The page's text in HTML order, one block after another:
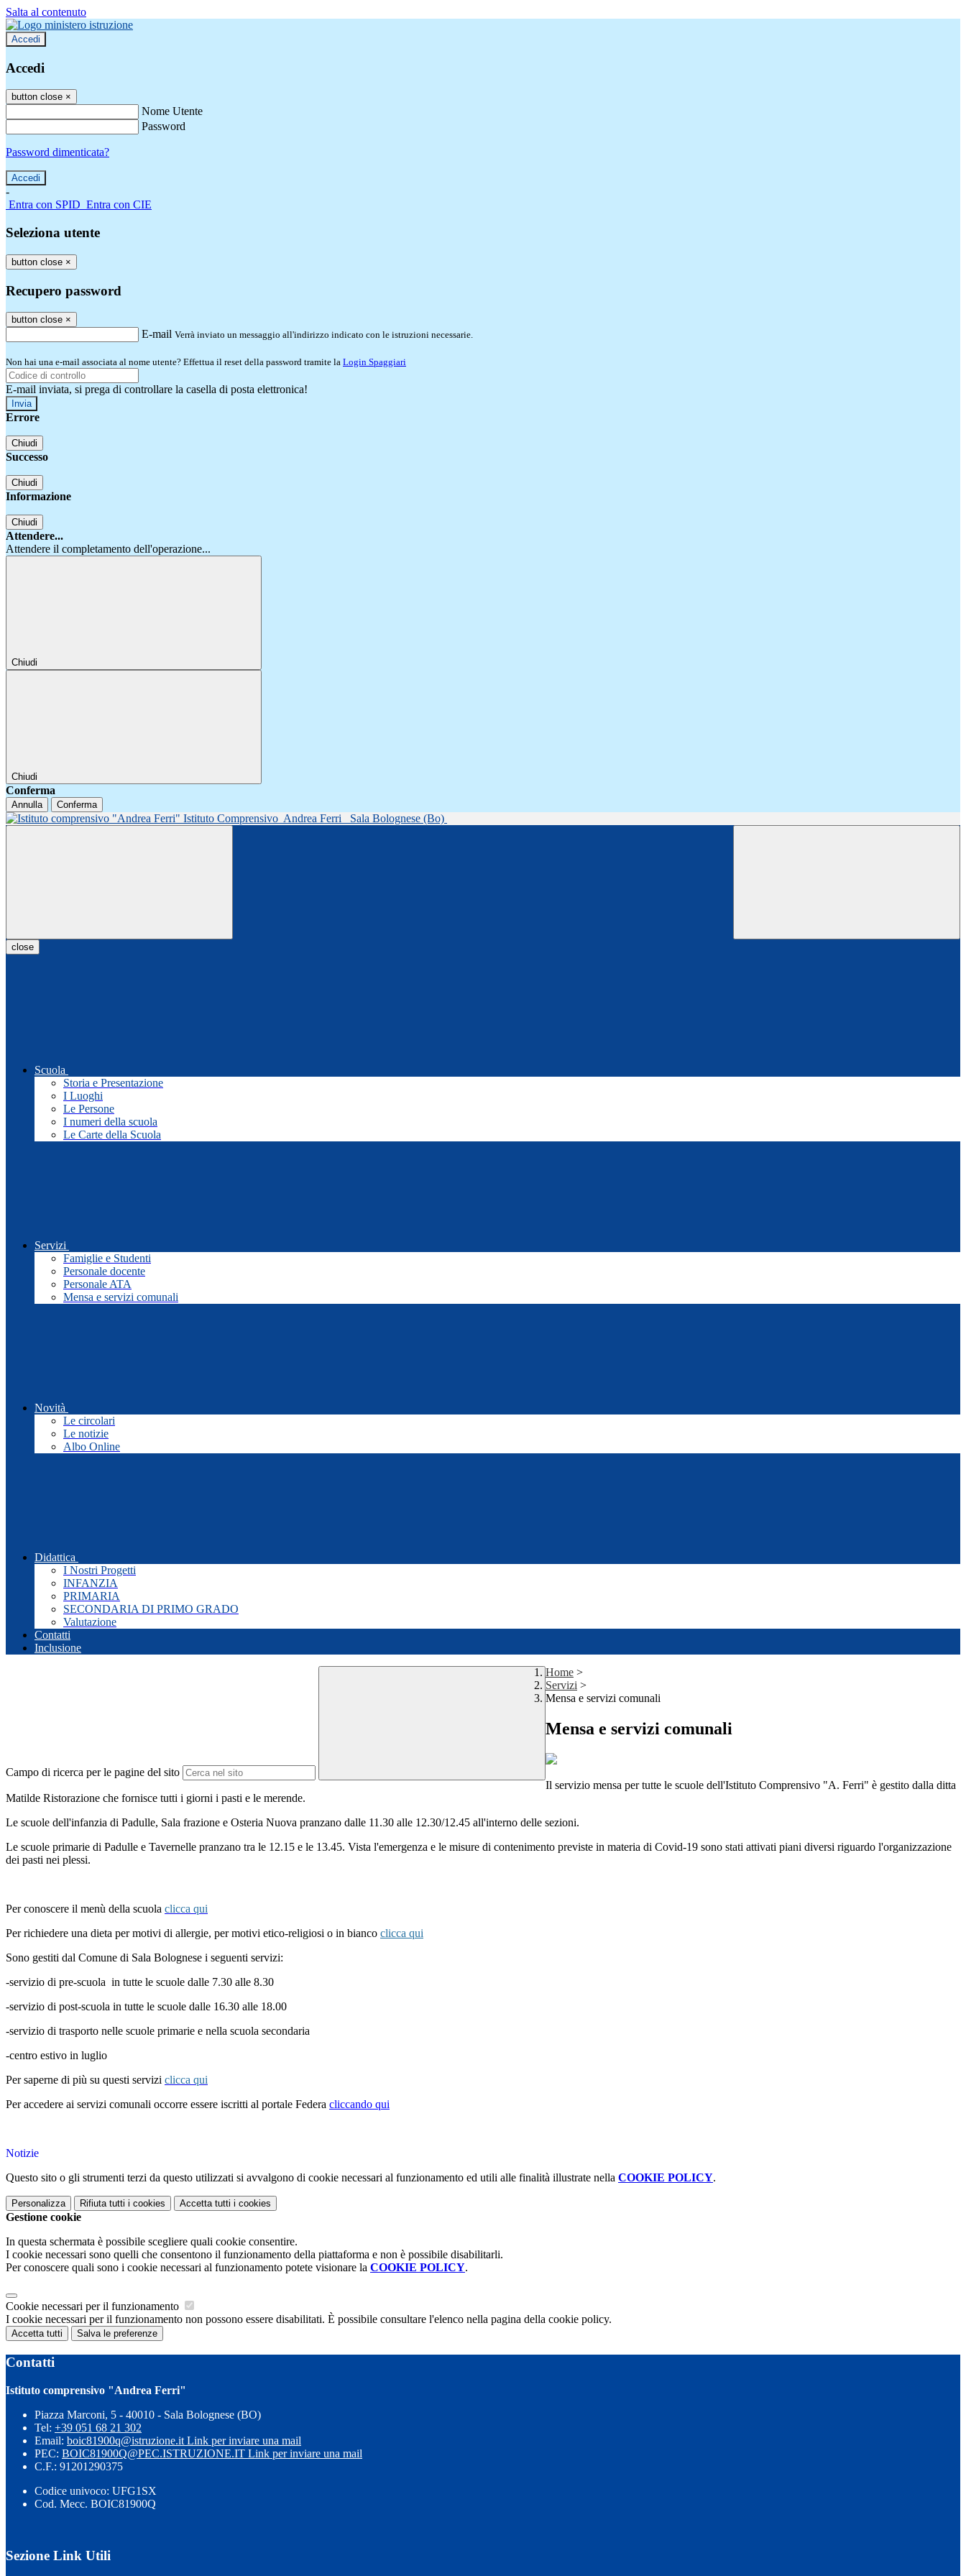
Salta al contenuto
Accedi
Accedi
button close ×
Nome Utente
Password
Password dimenticata?
-
Entra con SPID Entra con CIE
Seleziona utente
button close ×
Recupero password
button close ×
E-mail Verrà inviato un messaggio all'indirizzo indicato con le istruzioni necessarie.
Non hai una e-mail associata al nome utente? Effettua il reset della password tramite la Login Spaggiari
E-mail inviata, si prega di controllare la casella di posta elettronica!
Errore
Chiudi
Successo
Chiudi
Informazione
Chiudi
Attendere...
Attendere il completamento dell'operazione...
Chiudi
Chiudi
Conferma
Annulla Conferma
Istituto Comprensivo Andrea Ferri Sala Bolognese (Bo)
close
Scuola
Storia e Presentazione
I Luoghi
Le Persone
I numeri della scuola
Le Carte della Scuola
Servizi
Famiglie e Studenti
Personale docente
Personale ATA
Mensa e servizi comunali
Novità
Le circolari
Le notizie
Albo Online
Didattica
I Nostri Progetti
INFANZIA
PRIMARIA
SECONDARIA DI PRIMO GRADO
Valutazione
Contatti
Inclusione
Campo di ricerca per le pagine del sito
Home >
Servizi >
Mensa e servizi comunali
Mensa e servizi comunali
Il servizio mensa per tutte le scuole dell'Istituto Comprensivo "A. Ferri" è gestito dalla ditta
Matilde Ristorazione che fornisce tutti i giorni i pasti e le merende.
Le scuole dell'infanzia di Padulle, Sala frazione e Osteria Nuova pranzano dalle 11.30 alle 12.30/12.45 all'interno delle sezioni.
Le scuole primarie di Padulle e Tavernelle pranzano tra le 12.15 e le 13.45. Vista l'emergenza e le misure di contenimento previste in materia di Covid-19 sono stati attivati piani diversi riguardo l'organizzazione
dei pasti nei plessi.
Per conoscere il menù della scuola clicca qui
Per richiedere una dieta per motivi di allergie, per motivi etico-religiosi o in bianco clicca qui
Sono gestiti dal Comune di Sala Bolognese i seguenti servizi:
-servizio di pre-scuola in tutte le scuole dalle 7.30 alle 8.30
-servizio di post-scuola in tutte le scuole dalle 16.30 alle 18.00
-servizio di trasporto nelle scuole primarie e nella scuola secondaria
-centro estivo in luglio
Per saperne di più su questi servizi clicca qui
Per accedere ai servizi comunali occorre essere iscritti al portale Federa cliccando qui
Notizie
Questo sito o gli strumenti terzi da questo utilizzati si avvalgono di cookie necessari al funzionamento ed utili alle finalità illustrate nella COOKIE POLICY.
Personalizza Rifiuta tutti i cookies Accetta tutti i cookies
Gestione cookie
In questa schermata è possibile scegliere quali cookie consentire.
I cookie necessari sono quelli che consentono il funzionamento della piattaforma e non è possibile disabilitarli.
Per conoscere quali sono i cookie necessari al funzionamento potete visionare la COOKIE POLICY.
Cookie necessari per il funzionamento
I cookie necessari per il funzionamento non possono essere disabilitati. È possibile consultare l'elenco nella pagina della cookie policy.
Accetta tutti Salva le preferenze
Contatti
Istituto comprensivo "Andrea Ferri"
Piazza Marconi, 5 - 40010 - Sala Bolognese (BO)
Tel: +39 051 68 21 302
Email: boic81900q@istruzione.it Link per inviare una mail
PEC: BOIC81900Q@PEC.ISTRUZIONE.IT Link per inviare una mail
C.F.: 91201290375
Codice univoco: UFG1SX
Cod. Mecc. BOIC81900Q
Sezione Link Utili